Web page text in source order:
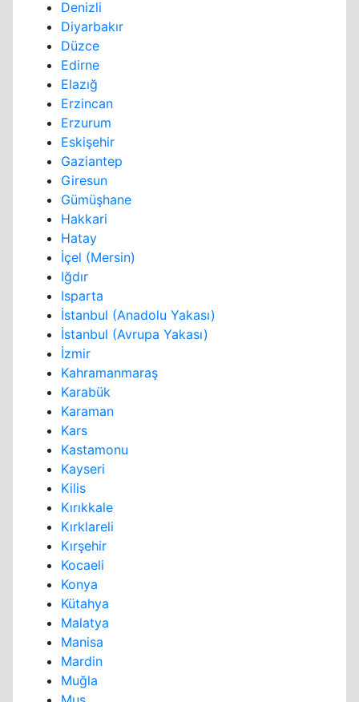
Denizli
Diyarbakır
Düzce
Edirne
Elazığ
Erzincan
Erzurum
Eskişehir
Gaziantep
Giresun
Gümüşhane
Hakkari
Hatay
İçel (Mersin)
Iğdır
Isparta
İstanbul (Anadolu Yakası)
İstanbul (Avrupa Yakası)
İzmir
Kahramanmaraş
Karabük
Karaman
Kars
Kastamonu
Kayseri
Kilis
Kırıkkale
Kırklareli
Kırşehir
Kocaeli
Konya
Kütahya
Malatya
Manisa
Mardin
Muğla